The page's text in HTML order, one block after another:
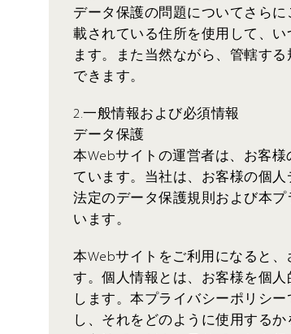
データ保護の問題についてさら
載されている住所を使用して、
ます。また当然ながら、管轄す
できます。
2.一般情報および必須情報
データ保護
本Webサイトの運営者は、お客
ています。当社は、お客様の個人
法定のデータ保護規則および本
います。
本Webサイトをご利用になると
す。個人情報とは、お客様を個
します。本プライバシーポリシ
し、それをどのように使用する